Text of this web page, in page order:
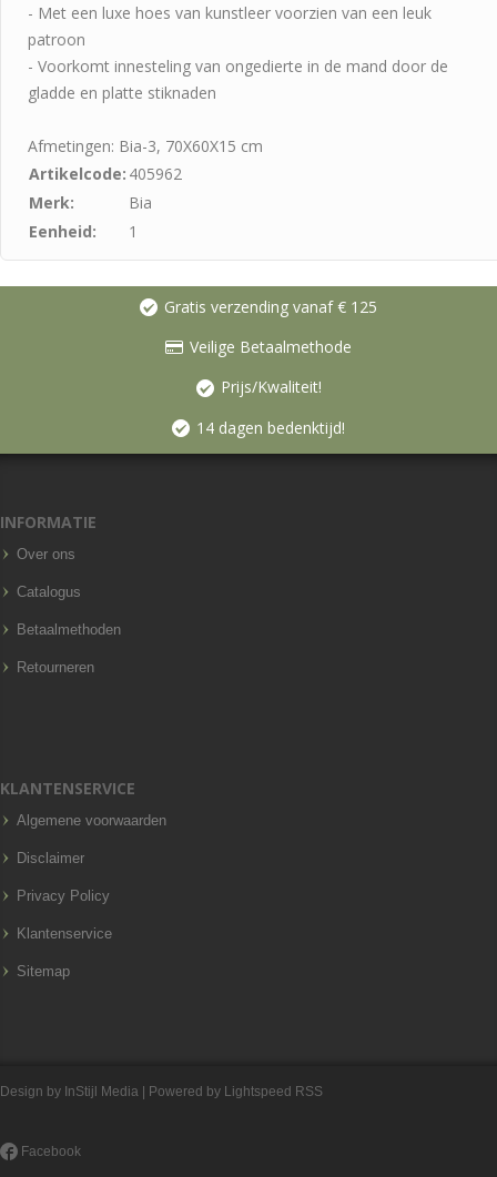
- Met een luxe hoes van kunstleer voorzien van een leuk
patroon
- Voorkomt innesteling van ongedierte in de mand door de
gladde en platte stiknaden
Afmetingen: Bia-3, 70X60X15 cm
Artikelcode: 405962
Merk:
Bia
Eenheid:
1
Gratis verzending vanaf € 125
Veilige Betaalmethode
Prijs/Kwaliteit!
14 dagen bedenktijd!
INFORMATIE
Over ons
Catalogus
Betaalmethoden
Retourneren
KLANTENSERVICE
Algemene voorwaarden
Disclaimer
Privacy Policy
Klantenservice
Sitemap
Design by InStijl Media | Powered by Lightspeed RSS
Facebook